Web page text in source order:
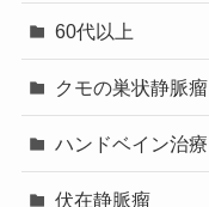
60代以上
クモの巣状静脈瘤
ハンドベイン治療
伏在静脈瘤